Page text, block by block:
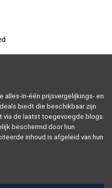
alles-in-één prijsvergelijkings- en
biedt die beschikbaar zijn
via de laatst toegevoegde blogs.
beschermd door hun
inhoud is afgeleid van hun